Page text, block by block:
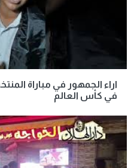
اراء الجمهور في مباراة
في كأس العالم